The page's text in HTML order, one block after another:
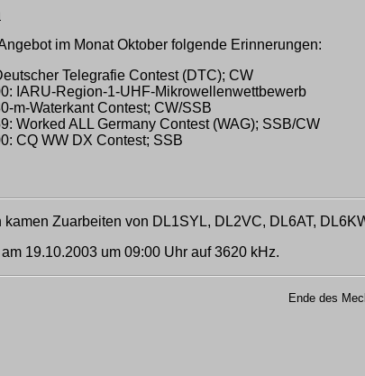
im Monat Oktober folgende Erinnerungen:
Telegrafie Contest (DTC); CW
IARU-Region-1-UHF-Mikrowellenwettbewerb
m-Waterkant Contest; CW/SSB
Worked ALL Germany Contest (WAG); SSB/CW
CQ WW DX Contest; SSB
kamen Zuarbeiten von DL1SYL, DL2VC, DL6AT,
19.10.2003 um 09:00 Uhr auf 3620 kHz.
Ende des